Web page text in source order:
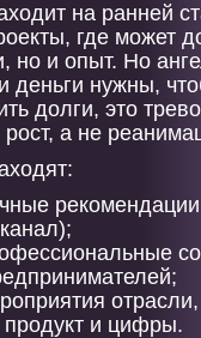
на ранней
где может
но и опыт. Но
деньги нужны,
долги, это
а не
продукт и цифры.